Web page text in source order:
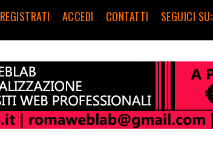
REGISTRATI ACCEDI CONTATTI SEGUICI SU: